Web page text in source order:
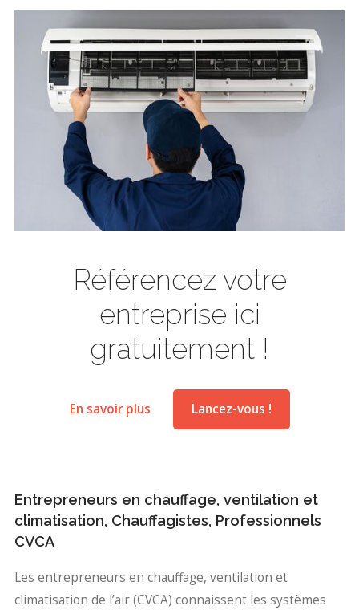
Référencez votre
entreprise ici
gratuitement !
En savoir plus Lancez-vous !
Entrepreneurs en chauffage, ventilation et
climatisation, Chauffagistes, Professionnels
CVCA
Les entrepreneurs en chauffage, ventilation et
climatisation de l’air (CVCA) connaissent les systèmes